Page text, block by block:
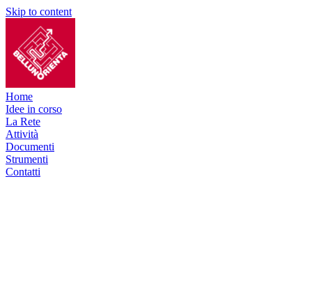
Skip to content
Home
Idee in corso
La Rete
Attività
Documenti
Strumenti
Contatti